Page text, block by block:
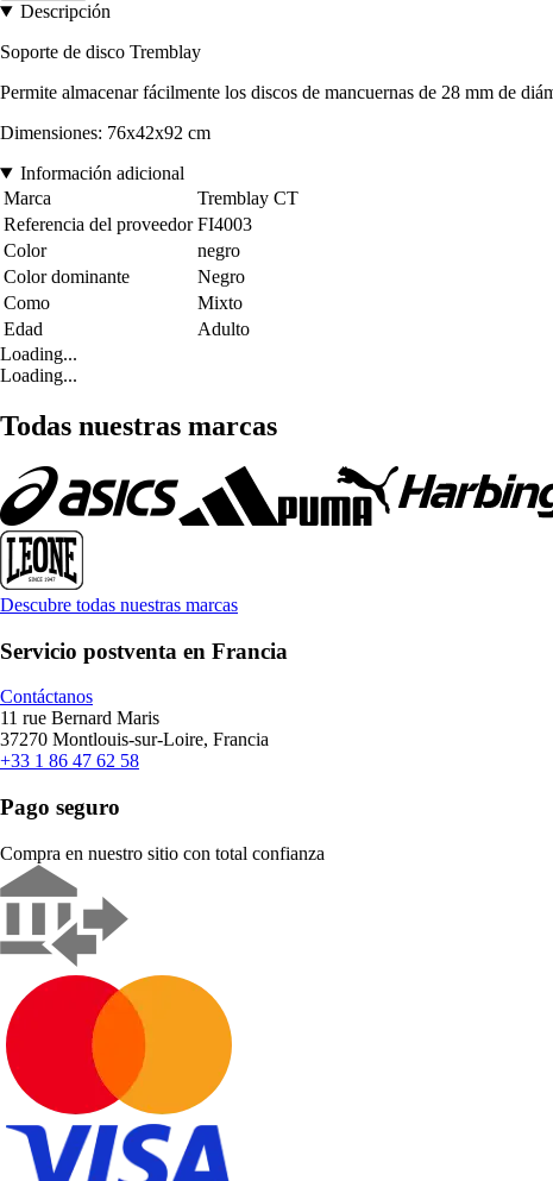
Descripción
Soporte de disco Tremblay
Permite almacenar fácilmente los discos de mancuernas de 28 mm de
Dimensiones: 76x42x92 cm
Información adicional
Marca
Tremblay CT
Referencia del proveedor FI4003
Color
negro
Color dominante
Negro
Como
Mixto
Edad
Adulto
Loading...
Loading...
Todas nuestras marcas
Descubre todas nuestras marcas
Servicio postventa en Francia
Contáctanos
11 rue Bernard Maris
37270 Montlouis-sur-Loire, Francia
+33 1 86 47 62 58
Pago seguro
Compra en nuestro sitio con total confianza